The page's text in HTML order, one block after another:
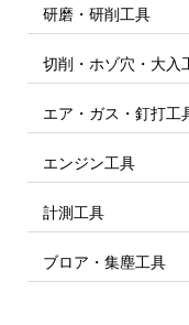
研磨・研削工具
切削・ホゾ穴・大入
エア・ガス・釘打工
エンジン工具
計測工具
ブロア・集塵工具